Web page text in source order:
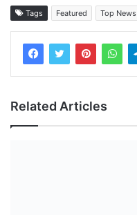
Tags Featured Top News
Related Articles